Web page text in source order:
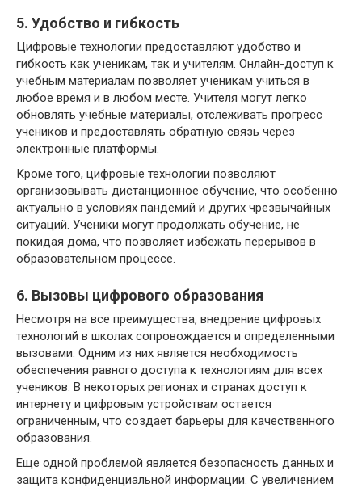
5. Удобство и гибкость
Цифровые технологии предоставляют удобство и
гибкость как ученикам, так и учителям. Онлайн-доступ к
учебным материалам позволяет ученикам учиться в
любое время и в любом месте. Учителя могут легко
обновлять учебные материалы, отслеживать прогресс
учеников и предоставлять обратную связь через
электронные платформы.
Кроме того, цифровые технологии позволяют
организовывать дистанционное обучение, что особенно
актуально в условиях пандемий и других чрезвычайных
ситуаций. Ученики могут продолжать обучение, не
покидая дома, что позволяет избежать перерывов в
образовательном процессе.
6. Вызовы цифрового образования
Несмотря на все преимущества, внедрение цифровых
технологий в школах сопровождается и определенными
вызовами. Одним из них является необходимость
обеспечения равного доступа к технологиям для всех
учеников. В некоторых регионах и странах доступ к
интернету и цифровым устройствам остается
ограниченным, что создает барьеры для качественного
образования.
Еще одной проблемой является безопасность данных и
защита конфиденциальной информации. С увеличением